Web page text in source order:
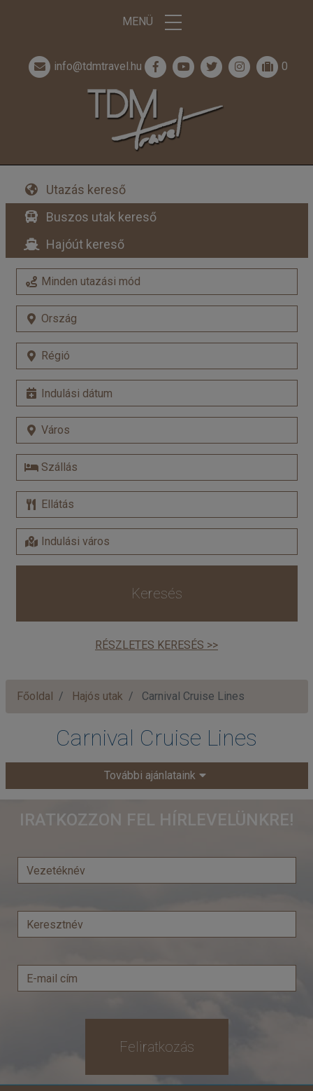
MENÜ
info@tdmtravel.hu 0
Utazás kereső
Buszos utak kereső
Hajóút kereső
Keresés
RÉSZLETES KERESÉS >>
Főoldal Hajós utak Carnival Cruise Lines
Carnival Cruise Lines
További ajánlataink
IRATKOZZON FEL HÍRLEVELÜNKRE!
Feliratkozás